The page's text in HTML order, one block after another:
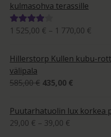
kulmasohva terassille
Arvostelu
1 525,00 € – 1 770,00 €
Hillerstorp Kullen kubu-
välipala
585,00€ Alkuperäinen
oli:
585,00 €.
435,00 €
on:
Puutarhatuolin lux korkea
29,00 € – 39,00 €